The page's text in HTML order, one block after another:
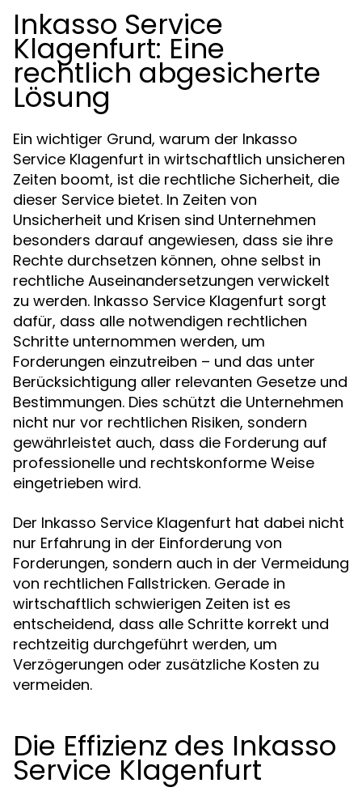
Inkasso Service
Klagenfurt: Eine
rechtlich abgesicherte
Lösung
Ein wichtiger Grund, warum der Inkasso
Service Klagenfurt in wirtschaftlich unsicheren
Zeiten boomt, ist die rechtliche Sicherheit, die
dieser Service bietet. In Zeiten von
Unsicherheit und Krisen sind Unternehmen
besonders darauf angewiesen, dass sie ihre
Rechte durchsetzen können, ohne selbst in
rechtliche Auseinandersetzungen verwickelt
zu werden. Inkasso Service Klagenfurt sorgt
dafür, dass alle notwendigen rechtlichen
Schritte unternommen werden, um
Forderungen einzutreiben – und das unter
Berücksichtigung aller relevanten Gesetze und
Bestimmungen. Dies schützt die Unternehmen
nicht nur vor rechtlichen Risiken, sondern
gewährleistet auch, dass die Forderung auf
professionelle und rechtskonforme Weise
eingetrieben wird.
Der Inkasso Service Klagenfurt hat dabei nicht
nur Erfahrung in der Einforderung von
Forderungen, sondern auch in der Vermeidung
von rechtlichen Fallstricken. Gerade in
wirtschaftlich schwierigen Zeiten ist es
entscheidend, dass alle Schritte korrekt und
rechtzeitig durchgeführt werden, um
Verzögerungen oder zusätzliche Kosten zu
vermeiden.
Die Effizienz des Inkasso
Service Klagenfurt